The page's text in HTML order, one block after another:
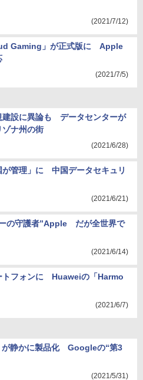
(2021/7/12)
Gaming」が正式版に Apple
(2021/7/5)
建設に異論も データセンターが
ナ州の街
(2021/6/28)
が管理」に 中国データセキュリ
(2021/6/21)
の守護者”Apple だが全世界で
(2021/6/14)
トフォンに Huaweiの「Harmo
(2021/6/7)
が静かに製品化 Googleの“第3
(2021/5/31)